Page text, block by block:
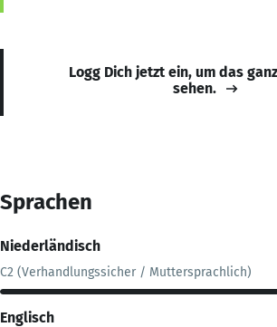
Logg Dich jetzt ein, um das
sehen.
Sprachen
Niederländisch
C2 (Verhandlungssicher / Muttersprachlich)
Englisch